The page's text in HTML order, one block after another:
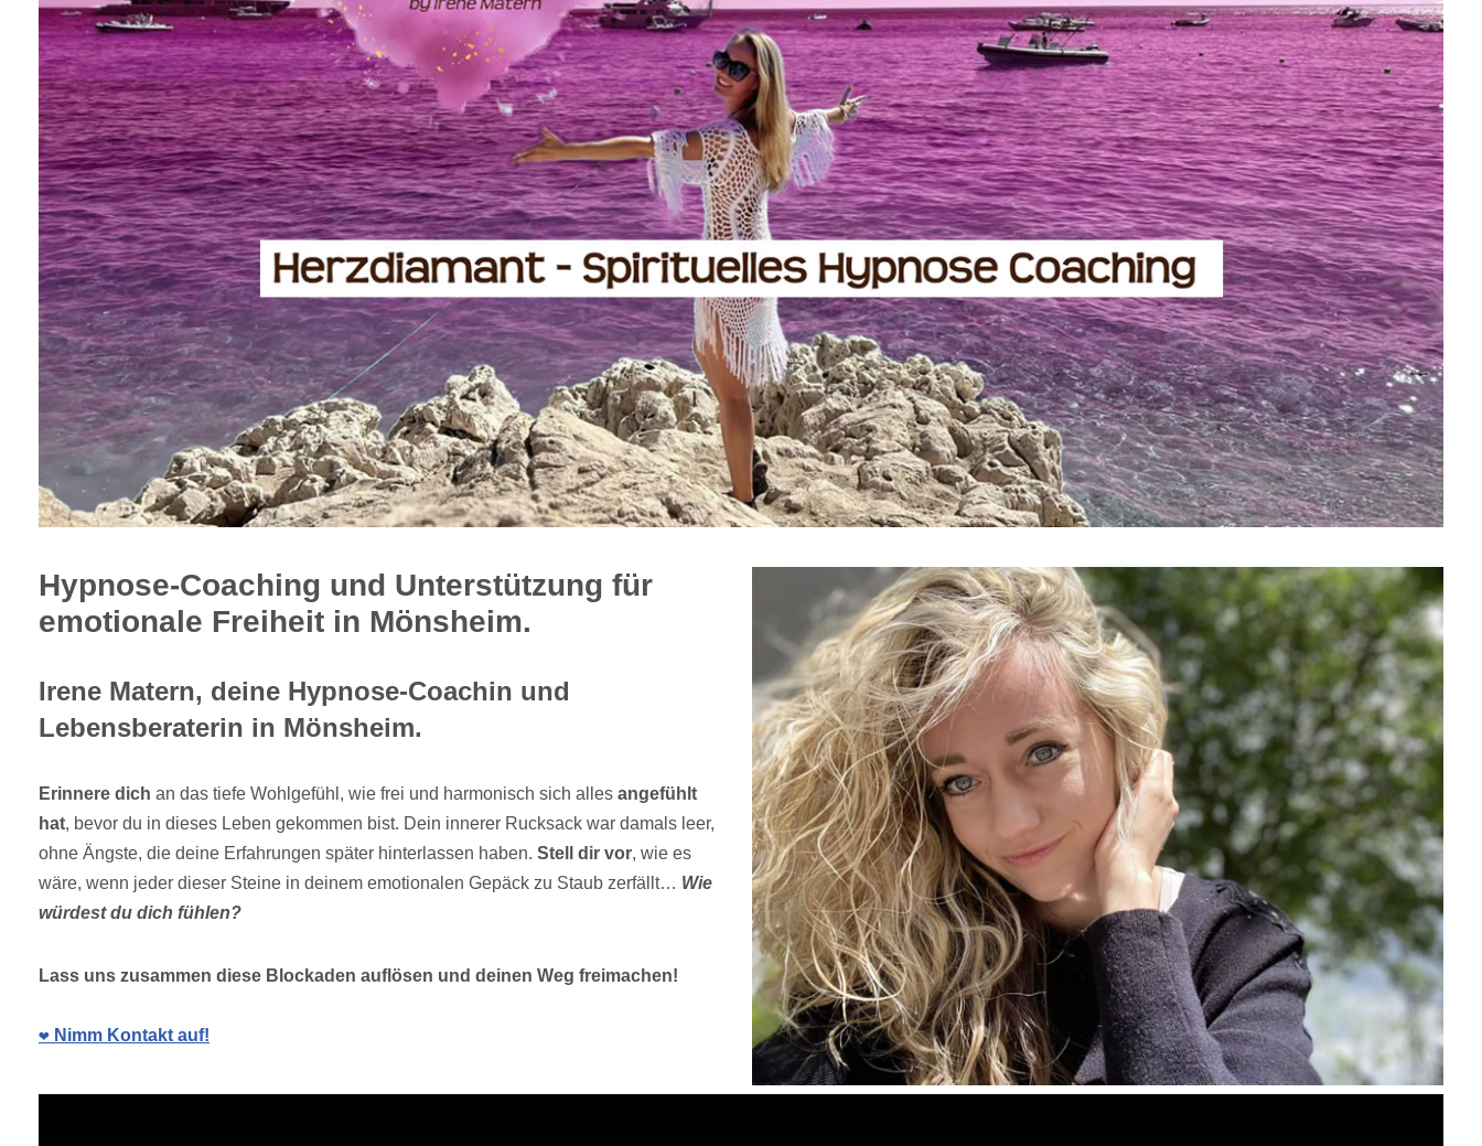
Hypnose-Coaching und Unterstützung für
emotionale Freiheit in Mönsheim.
Irene Matern, deine Hypnose-Coachin und
Lebensberaterin in Mönsheim.
Erinnere dich an das tiefe Wohlgefühl, wie frei und harmonisch sich alles angefühlt
hat, bevor du in dieses Leben gekommen bist. Dein innerer Rucksack war damals leer,
ohne Ängste, die deine Erfahrungen später hinterlassen haben. Stell dir vor, wie es
wäre, wenn jeder dieser Steine in deinem emotionalen Gepäck zu Staub zerfällt… Wie
würdest du dich fühlen?
Lass uns zusammen diese Blockaden auflösen und deinen Weg freimachen!
❤️ Nimm Kontakt auf!